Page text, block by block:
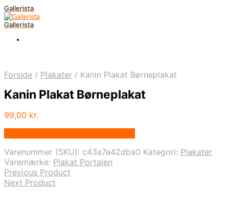
Gallerista
Gallerista
Forside / Plakater / Kanin Plakat Børneplakat
Kanin Plakat Børneplakat
99,00 kr.
Varenummer (SKU): c43a7a42dba0 Kategori: Plakater
Varemærke: Plakat Portalen
Previous Product
Next Product